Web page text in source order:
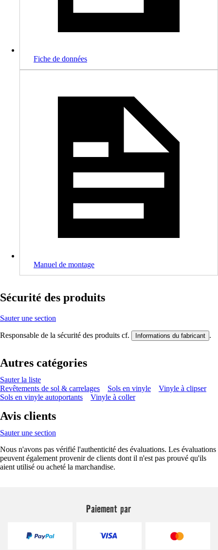
Fiche de données
Manuel de montage
Sécurité des produits
Sauter une section
Responsable de la sécurité des produits cf. Informations du fabricant .
Autres catégories
Sauter la liste
Revêtements de sol & carrelages
Sols en vinyle
Vinyle à clipser
Sols en vinyle autoportants
Vinyle à coller
Avis clients
Sauter une section
Nous n'avons pas vérifié l'authenticité des évaluations. Les évaluations
peuvent également provenir de clients dont il n'est pas prouvé qu'ils
aient utilisé ou acheté la marchandise.
Paiement par